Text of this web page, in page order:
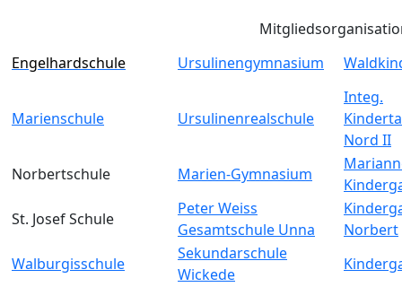
Engelhardschule
Ursulinengymnasium
Marienschule Ursulinenrealschule
Integ.
Nord II
Norbertschule
Marien-Gymnasium
St. Josef Schule
Peter Weiss
Gesamtschule Unna
Norbert
Walburgisschule
Sekundarschule
Wickede